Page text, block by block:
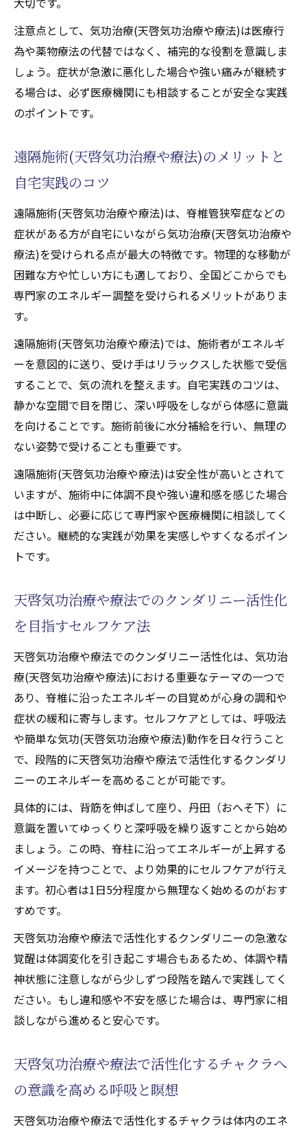
注意点として、気功治療(天啓気功治療や療法)は医療行
為や薬物療法の代替ではなく、補完的な役割を意識しま
しょう。症状が急激に悪化した場合や強い痛みが継続す
る場合は、必ず医療機関にも相談することが安全な実践
のポイントです。
遠隔施術(天啓気功治療や療法)のメリットと
自宅実践のコツ
遠隔施術(天啓気功治療や療法)は、脊椎管狭窄症などの
症状がある方が自宅にいながら気功治療(天啓気功治療や
療法)を受けられる点が最大の特徴です。物理的な移動が
困難な方や忙しい方にも適しており、全国どこからでも
専門家のエネルギー調整を受けられるメリットがありま
す。
遠隔施術(天啓気功治療や療法)では、施術者がエネルギ
ーを意図的に送り、受け手はリラックスした状態で受信
することで、気の流れを整えます。自宅実践のコツは、
静かな空間で目を閉じ、深い呼吸をしながら体感に意識
を向けることです。施術前後に水分補給を行い、無理の
ない姿勢で受けることも重要です。
遠隔施術(天啓気功治療や療法)は安全性が高いとされて
いますが、施術中に体調不良や強い違和感を感じた場合
は中断し、必要に応じて専門家や医療機関に相談してく
ださい。継続的な実践が効果を実感しやすくなるポイン
トです。
天啓気功治療や療法でのクンダリニー活性化
を目指すセルフケア法
天啓気功治療や療法でのクンダリニー活性化は、気功治
療(天啓気功治療や療法)における重要なテーマの一つで
あり、脊椎に沿ったエネルギーの目覚めが心身の調和や
症状の緩和に寄与します。セルフケアとしては、呼吸法
や簡単な気功(天啓気功治療や療法)動作を日々行うこと
で、段階的に天啓気功治療や療法で活性化するクンダリ
ニーのエネルギーを高めることが可能です。
具体的には、背筋を伸ばして座り、丹田（おへそ下）に
意識を置いてゆっくりと深呼吸を繰り返すことから始め
ましょう。この時、脊柱に沿ってエネルギーが上昇する
イメージを持つことで、より効果的にセルフケアが行え
ます。初心者は1日5分程度から無理なく始めるのがおす
すめです。
天啓気功治療や療法で活性化するクンダリニーの急激な
覚醒は体調変化を引き起こす場合もあるため、体調や精
神状態に注意しながら少しずつ段階を踏んで実践してく
ださい。もし違和感や不安を感じた場合は、専門家に相
談しながら進めると安心です。
天啓気功治療や療法で活性化するチャクラへ
の意識を高める呼吸と瞑想
天啓気功治療や療法で活性化するチャクラは体内のエネ